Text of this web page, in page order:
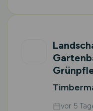
vor 5